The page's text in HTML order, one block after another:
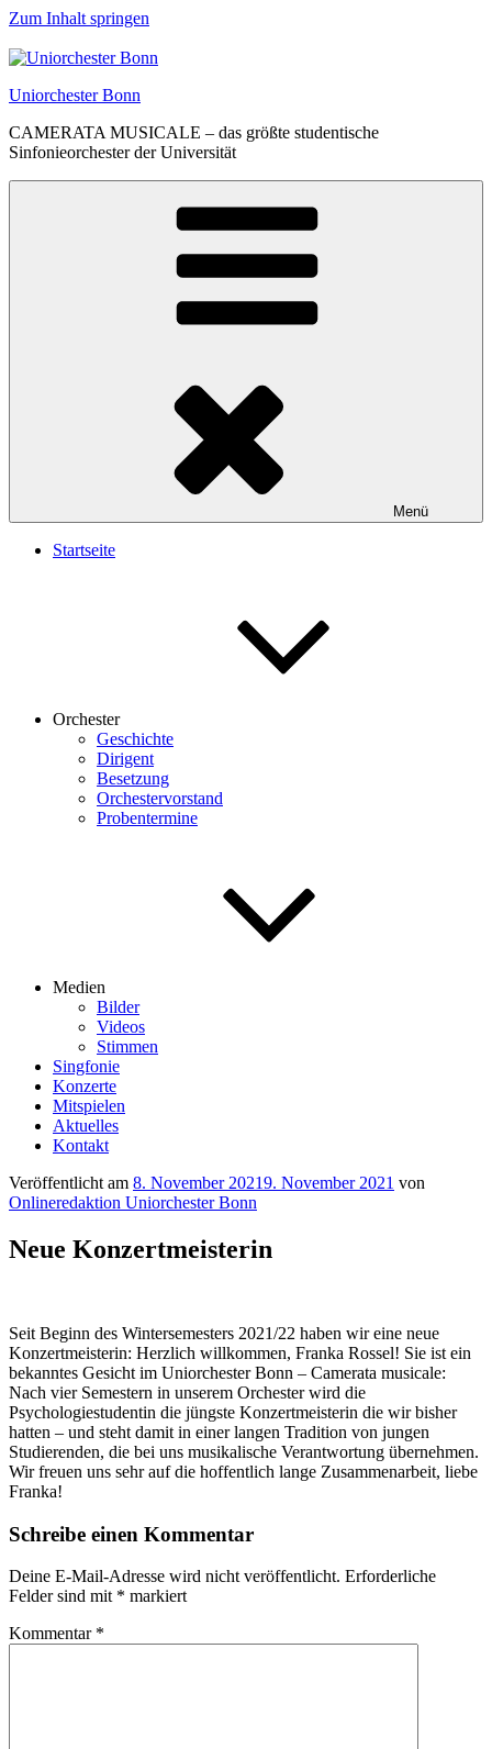
Zum Inhalt springen
Uniorchester Bonn
CAMERATA MUSICALE – das größte studentische
Sinfonieorchester der Universität
Menü
Startseite
Orchester
Geschichte
Dirigent
Besetzung
Orchestervorstand
Probentermine
Medien
Bilder
Videos
Stimmen
Singfonie
Konzerte
Mitspielen
Aktuelles
Kontakt
Veröffentlicht am 8. November 20219. November 2021 von
Onlineredaktion Uniorchester Bonn
Neue Konzertmeisterin
Seit Beginn des Wintersemesters 2021/22 haben wir eine neue
Konzertmeisterin: Herzlich willkommen, Franka Rossel! Sie ist ein
bekanntes Gesicht im Uniorchester Bonn – Camerata musicale:
Nach vier Semestern in unserem Orchester wird die
Psychologiestudentin die jüngste Konzertmeisterin die wir bisher
hatten – und steht damit in einer langen Tradition von jungen
Studierenden, die bei uns musikalische Verantwortung übernehmen.
Wir freuen uns sehr auf die hoffentlich lange Zusammenarbeit, liebe
Franka!
Schreibe einen Kommentar
Deine E-Mail-Adresse wird nicht veröffentlicht. Erforderliche
Felder sind mit * markiert
Kommentar *